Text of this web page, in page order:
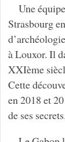
Une
Strasbourg
à Louxor. Il
XXIème
Cette
en 2018 et
de ses secrets.